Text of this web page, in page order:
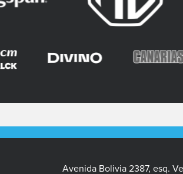
Avenida Bolivia 2387, esq.